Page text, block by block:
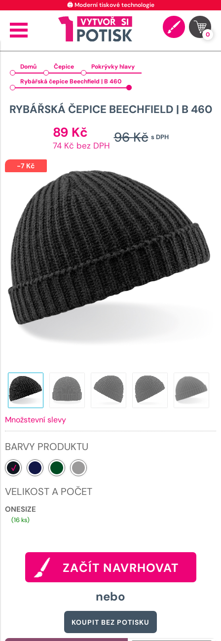
0
Domů Čepice
Pokrývky hlavy
Rybářská čepice Beechfield | B 460
RYBÁŘSKÁ ČEPICE BEECHFIELD | B 460
s DPH
96Kč
96 Kč.
89 Kč cena
74 Kč bez DPH
-7 Kč
Množstevní slevy
BARVY PRODUKTU
VELIKOST A POČET
ONESIZE
(16 ks)
ZAČÍT NAVRHOVAT
nebo
KOUPIT BEZ POTISKU